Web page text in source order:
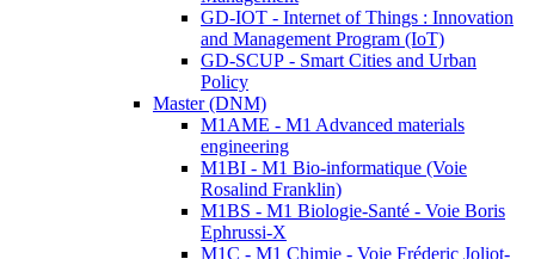
GD-IOT - Internet of Things : Innovation
and Management Program (IoT)
GD-SCUP - Smart Cities and Urban
Policy
Master (DNM)
M1AME - M1 Advanced materials
engineering
M1BI - M1 Bio-informatique (Voie
Rosalind Franklin)
M1BS - M1 Biologie-Santé - Voie Boris
Ephrussi-X
M1C - M1 Chimie - Voie Fréderic Joliot-